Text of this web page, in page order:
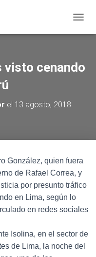
visto cenando
el 13 agosto, 2018
González, quien fuera
de Rafael Correa, y
por presunto tráfico
en Lima, según lo
en redes sociales
Isolina, en el sector de
de Lima, la noche del